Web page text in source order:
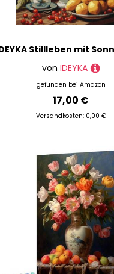
von IDEYKA
gefunden bei Amazon
17,00 €
Versandkosten: 0,00 €